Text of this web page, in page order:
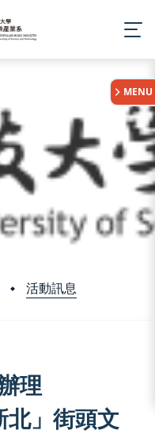
活動訊息
MENU
理
」街頭文